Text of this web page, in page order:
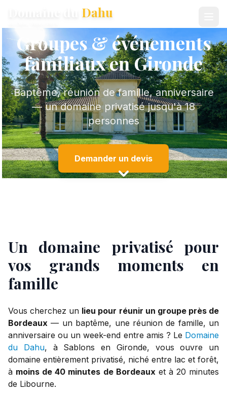
Dahu
Groupes & événements
familiaux en Gironde
Baptême, réunion de famille, anniversaire
— un domaine privatisé jusqu'à 18
personnes
Demander un devis
Un domaine privatisé pour
vos grands moments en
famille
Vous cherchez un lieu pour réunir un groupe près de
Bordeaux — un baptême, une réunion de famille, un
anniversaire ou un week-end entre amis ? Le Domaine
du Dahu, à Sablons en Gironde, vous ouvre un
domaine entièrement privatisé, niché entre lac et forêt,
à moins de 40 minutes de Bordeauxet à 20 minutes
de Libourne.